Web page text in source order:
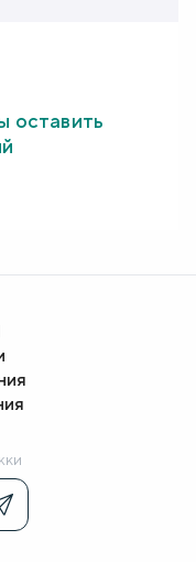
оставить